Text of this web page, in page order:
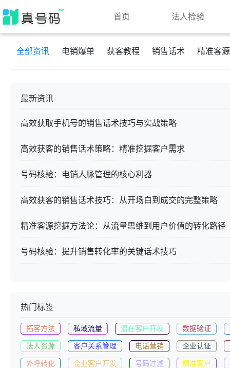
首页 法人检验
全部资讯 电销爆单 获客教程 销售话术 精准客源
最新资讯
高效获取手机号的销售话术技巧与实战策略
高效获客的销售话术策略：精准挖掘客户需求
号码核验：电销人脉管理的核心利器
高效获客的销售话术技巧：从开场白到成交的完整策略
精准客源挖掘方法论：从流量思维到用户价值的转化路径
号码核验：提升销售转化率的关键话术技巧
热门标签
拓客方法 私域流量 潜在客户开发 数据验证
法人资源 客户关系管理 电话营销 企业认证
外呼转化 企业客户开发 号码过滤 精准客户